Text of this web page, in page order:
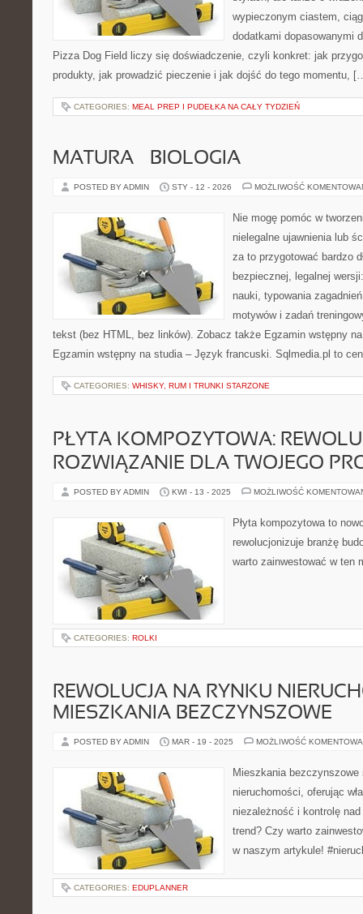
wypieczonym ciastem,
dodatkami dopasowanymi
Pizza Dog Field liczy się doświadczenie, czyli konkret: jak
produkty, jak prowadzić pieczenie i jak dojść do tego momentu,
CATEGORIES: MEAL PREP I PUDEŁKA NA CAŁY TYDZIEŃ
MATURA – BIOLOGIA
POSTED BY ADMIN STY - 12 - 2026 MOŻLIWOŚĆ
Nie mogę pomóc w
nielegalne ujawnienia lub
za to przygotować bardzo
bezpiecznej, legalnej
nauki, typowania
motywów i zadań
tekst (bez HTML, bez linków). Zobacz także Egzamin wstępny
Egzamin wstępny na studia – Język francuski. Sqlmedia.pl to
CATEGORIES: WHISKY, RUM I TRUNKI STARZONE
PŁYTA KOMPOZYTOWA:
ROZWIĄZANIE DLA TWOJEGO
POSTED BY ADMIN KWI - 13 - 2025 MOŻLIWOŚĆ
Płyta kompozytowa to
rewolucjonizuje branżę
warto zainwestować w ten
CATEGORIES: ROLKI
REWOLUCJA NA RYNKU
MIESZKANIA BEZCZYNSZOWE
POSTED BY ADMIN MAR - 19 - 2025 MOŻLIWOŚĆ
Mieszkania bezczynszowe
nieruchomości, oferując
niezależność i kontrolę
trend? Czy warto
w naszym artykule!
CATEGORIES: EDUPLANNER